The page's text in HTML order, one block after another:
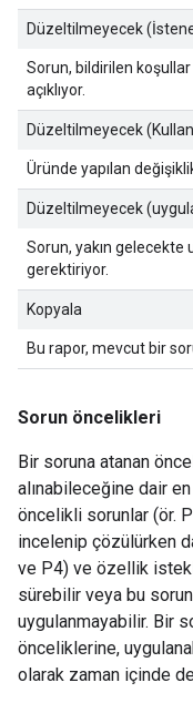
Düzeltilmeyecek
Sorun, bildirilen koşullar
açıklıyor.
Düzeltilmeyecek
Üründe yapılan
Düzeltilmeyecek
Sorun, yakın
gerektiriyor.
Kopyala
Bu rapor, mevcut bir
Sorun öncelikleri
Bir soruna atanan
alınabileceğine dair
öncelikli sorunlar (ör.
incelenip çözülürken
ve P4) ve özellik
sürebilir veya bu
uygulanmayabilir. Bir
önceliklerine,
olarak zaman içinde